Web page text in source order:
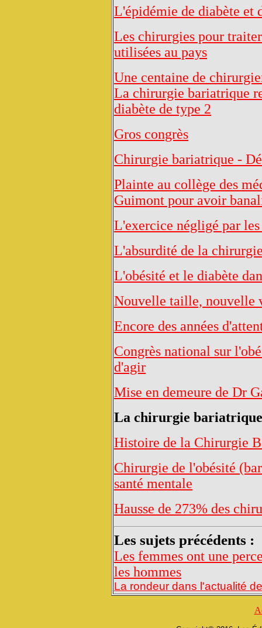
L'épidémie de diabète et
Les chirurgies pour
utilisées au pays
Une centaine de
La chirurgie bariatrique
diabète de type 2
Gros congrès
Chirurgie bariatrique -
Plainte au collège des
Guimont pour avoir
L'exercice négligé par les
L'absurdité de la
L'obésité et le diabète
Nouvelle taille, nouvelle
Encore des années
Congrès national sur
d'agir
Mise en demeure de Dr
La chirurgie
Histoire de la Chirurgie
Chirurgie de l'obésité
santé mentale
Hausse de 273% des
Les sujets précédents :
Les femmes ont une
les hommes
La rondeur dans l'actualité